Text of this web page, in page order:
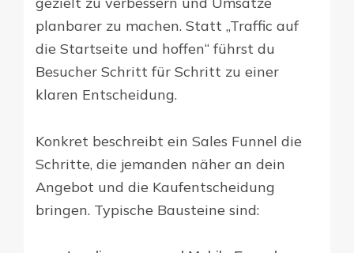
planbarer zu machen. Statt „Traffic auf
die Startseite und hoffen“ führst du
Besucher Schritt für Schritt zu einer
klaren Entscheidung.
Konkret beschreibt ein Sales Funnel die
Schritte, die jemanden näher an dein
Angebot und die Kaufentscheidung
bringen. Typische Bausteine sind: